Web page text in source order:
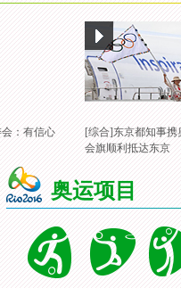
：有信心
[综合]东京都知事携
会旗顺利抵达东京
奥运项目